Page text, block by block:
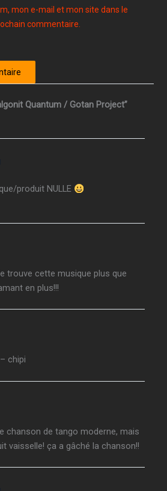
mon e-mail et mon site dans le
commentaire.
Quantum / Gotan Project”
produit NULLE
trouve cette musique plus que
en plus!!!
chipi
chanson de tango moderne, mais
vaisselle! ça a gâché la chanson!!